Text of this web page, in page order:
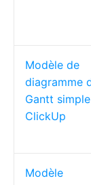
Modèle de
diagramme
Gantt simple
ClickUp
Modèle